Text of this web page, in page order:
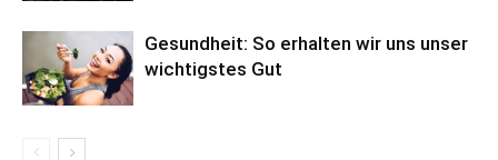
Gesundheit: So erhalten wir uns unser
wichtigstes Gut